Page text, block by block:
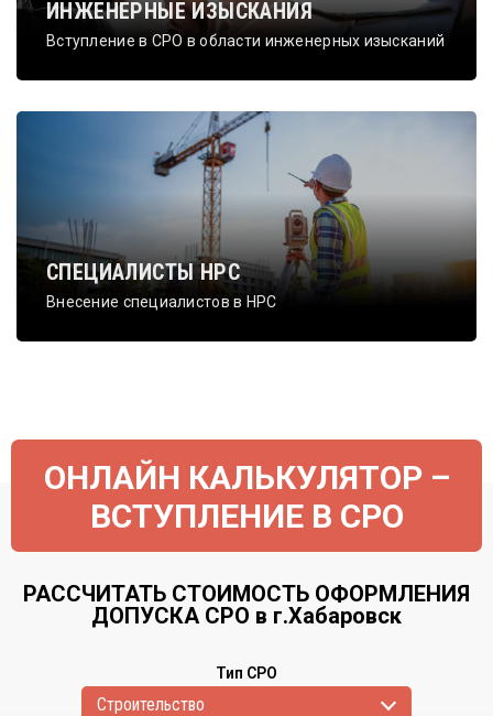
ИНЖЕНЕРНЫЕ ИЗЫСКАНИЯ
Вступление в СРО в области инженерных изысканий
СПЕЦИАЛИСТЫ НРС
Внесение специалистов в НРС
ОНЛАЙН КАЛЬКУЛЯТОР –
ВСТУПЛЕНИЕ В СРО
РАССЧИТАТЬ СТОИМОСТЬ ОФОРМЛЕНИЯ
ДОПУСКА СРО в г.Хабаровск
Тип СРО
Cтроительство